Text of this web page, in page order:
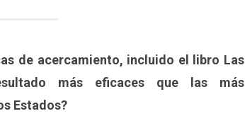
de acercamiento, incluido el libro Las
más eficaces que las más
Estados?